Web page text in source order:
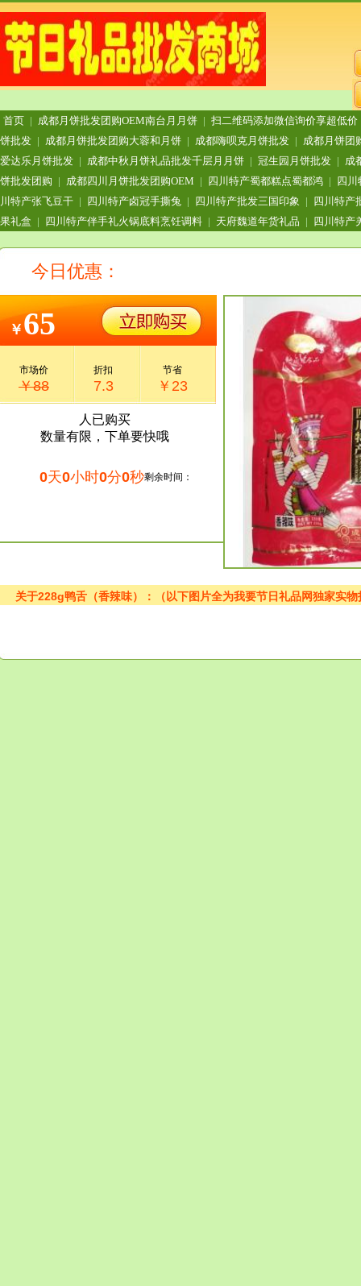
首页 | 成都月饼批发团购OEM南台月月饼 | 扫二维码添加微信询价享超低价
饼批发 | 成都月饼批发团购大蓉和月饼 | 成都嗨呗克月饼批发 | 成都月饼团
爱达乐月饼批发 | 成都中秋月饼礼品批发千层月月饼 | 冠生园月饼批发 | 成
饼批发团购 | 成都四川月饼批发团购OEM | 四川特产蜀都糕点蜀都鸿 | 四川
川特产张飞豆干 | 四川特产卤冠手撕兔 | 四川特产批发三国印象 | 四川特产
果礼盒 | 四川特产伴手礼火锅底料烹饪调料 | 天府魏道年货礼品 | 四川特产
今日优惠：
￥65
市场价
￥88
折扣
7.3
节省
￥23
人已购买
数量有限，下单要快哦
剩余时间：
0天0小时0分0秒
关于228g鸭舌（香辣味）：（以下图片全为我要节日礼品网独家实物